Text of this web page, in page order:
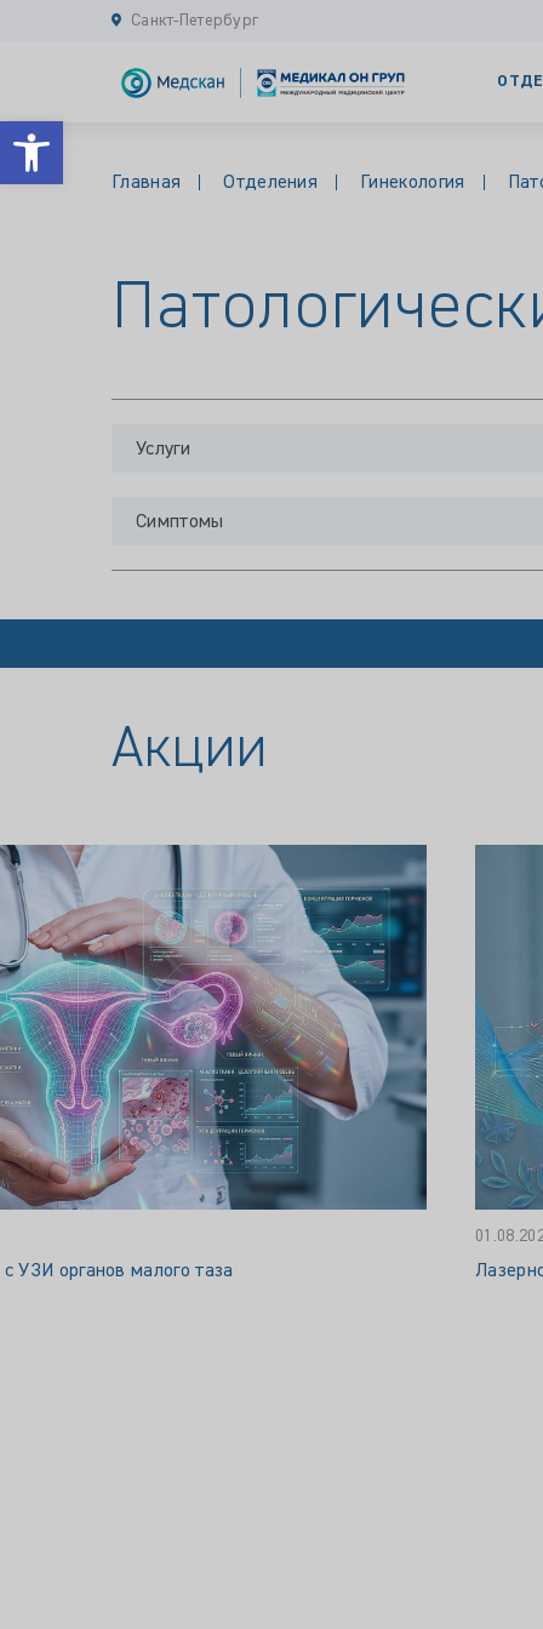
Открыть панель инструментов
Санкт-Петербург
Главная Отделения Гинекология
Услуги
Симптомы
Акции
УЗИ органов малого таза